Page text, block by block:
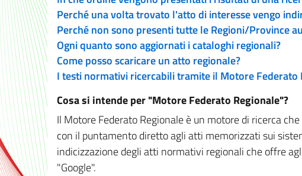
Perché una volta trovato l'atto di interesse vengo
Perché non sono presenti tutte le Regioni/Province
Ogni quanto sono aggiornati i cataloghi regionali?
Come posso scaricare un atto regionale?
I testi normativi ricercabili tramite il Motore
Cosa si intende per "Motore Federato Regionale"?
Il Motore Federato Regionale è un motore di ricerca
con il puntamento diretto agli atti memorizzati sui
indicizzazione degli atti normativi regionali che offre
"Google".